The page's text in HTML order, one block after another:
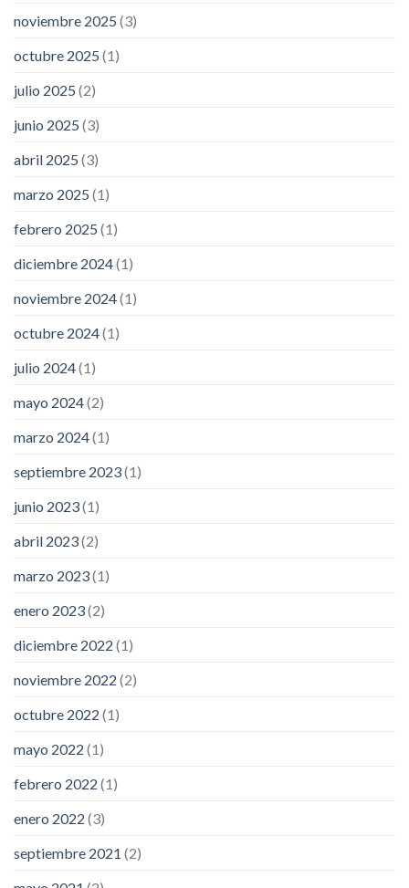
noviembre 2025 (3)
octubre 2025 (1)
julio 2025 (2)
junio 2025 (3)
abril 2025 (3)
marzo 2025 (1)
febrero 2025 (1)
diciembre 2024(1)
noviembre 2024(1)
octubre 2024(1)
julio 2024(1)
mayo 2024(2)
marzo 2024(1)
septiembre 2023(1)
junio 2023(1)
abril 2023(2)
marzo 2023(1)
enero 2023(2)
diciembre 2022 (1)
noviembre 2022 (2)
octubre 2022 (1)
mayo 2022 (1)
febrero 2022 (1)
enero 2022 (3)
septiembre 2021 (2)